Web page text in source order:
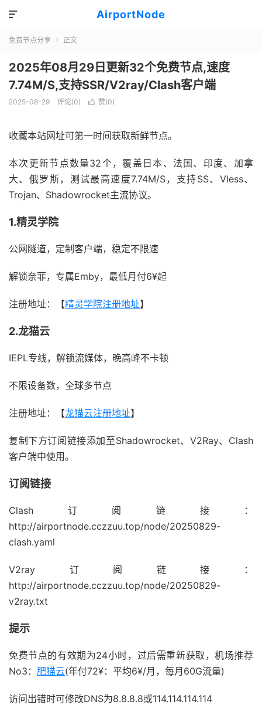
AirportNode

免费节点分享  正文
2025年08月29日更新32个免费节点,速度
7.74M/S,支持SSR/V2ray/Clash客户端
2025-08-29 评论(0)  赞(0)
收藏本站网址可第一时间获取新鲜节点。
本次更新节点数量32个，覆盖日本、法国、印度、加拿
大、俄罗斯，测试最高速度7.74M/S，支持SS、Vless、
Trojan、Shadowrocket主流协议。
1.精灵学院
公网隧道，定制客户端，稳定不限速
解锁奈菲，专属Emby，最低月付6¥起
注册地址：【精灵学院注册地址】
2.龙猫云
IEPL专线，解锁流媒体，晚高峰不卡顿
不限设备数，全球多节点
注册地址：【龙猫云注册地址】
复制下方订阅链接添加至Shadowrocket、V2Ray、Clash
客户端中使用。
订阅链接
Clash订阅链接：
http://airportnode.cczzuu.top/node/20250829-
clash.yaml
V2ray订阅链接：
http://airportnode.cczzuu.top/node/20250829-
v2ray.txt
提示
免费节点的有效期为24小时，过后需重新获取，机场推荐
No3： 肥猫云(年付72¥：平均6¥/月，每月60G流量)
访问出错时可修改DNS为8.8.8.8或114.114.114.114